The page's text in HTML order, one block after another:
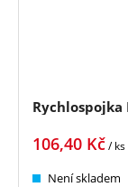
Rychlospojka
106,40 Kč/ ks
Není skladem